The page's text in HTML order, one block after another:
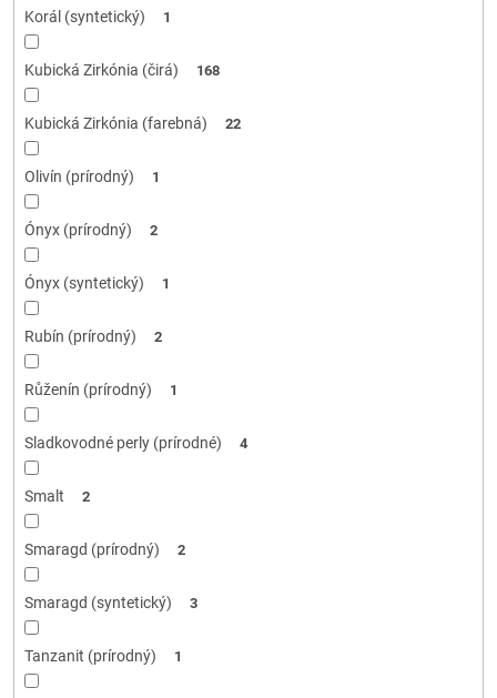
Korál (syntetický) 1
Kubická Zirkónia (čirá) 168
Kubická Zirkónia (farebná) 22
Olivín (prírodný) 1
Ónyx (prírodný) 2
Ónyx (syntetický) 1
Rubín (prírodný) 2
Růženín (prírodný) 1
Sladkovodné perly (prírodné) 4
Smalt 2
Smaragd (prírodný) 2
Smaragd (syntetický) 3
Tanzanit (prírodný) 1